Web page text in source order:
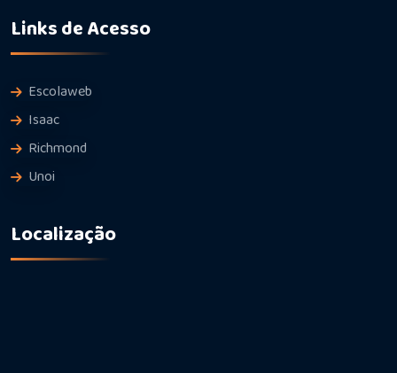
Links de Acesso
Escolaweb
Isaac
Richmond
Unoi
Localização